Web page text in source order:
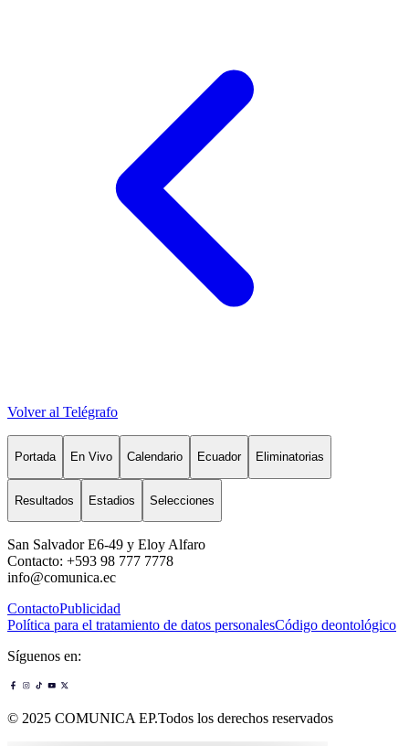
Volver al Telégrafo
Portada En Vivo Calendario Ecuador Eliminatorias
Resultados Estadios Selecciones
San Salvador E6-49 y Eloy Alfaro
Contacto: +593 98 777 7778
info@comunica.ec
ContactoPublicidad
Política para el tratamiento de datos personalesCódigo deontológico
Síguenos en:
© 2025 COMUNICA EP.Todos los derechos reservados